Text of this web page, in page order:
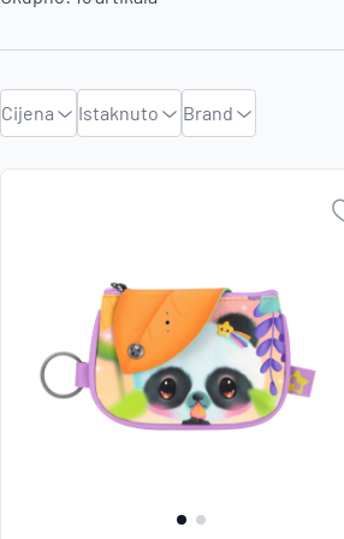
Cijena Istaknuto Brand